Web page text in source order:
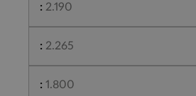
2.190
2.265
1.800